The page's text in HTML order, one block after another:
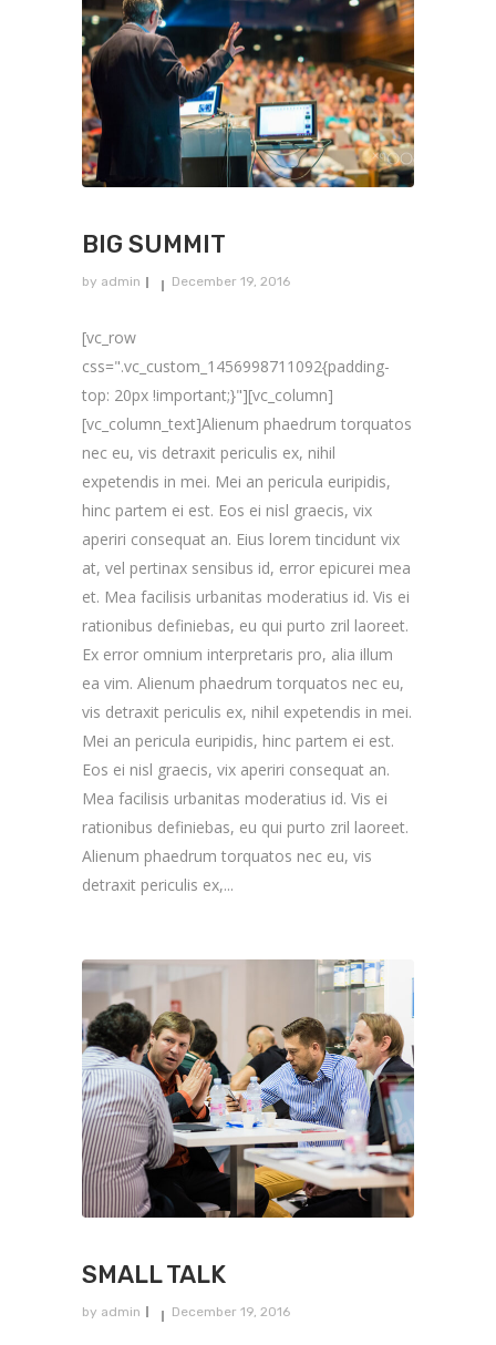
BIG SUMMIT
by admin December 19, 2016
[vc_row
css=".vc_custom_1456998711092{padding-
top: 20px !important;}"][vc_column]
[vc_column_text]Alienum phaedrum torquatos
nec eu, vis detraxit periculis ex, nihil
expetendis in mei. Mei an pericula euripidis,
hinc partem ei est. Eos ei nisl graecis, vix
aperiri consequat an. Eius lorem tincidunt vix
at, vel pertinax sensibus id, error epicurei mea
et. Mea facilisis urbanitas moderatius id. Vis ei
rationibus definiebas, eu qui purto zril laoreet.
Ex error omnium interpretaris pro, alia illum
ea vim. Alienum phaedrum torquatos nec eu,
vis detraxit periculis ex, nihil expetendis in mei.
Mei an pericula euripidis, hinc partem ei est.
Eos ei nisl graecis, vix aperiri consequat an.
Mea facilisis urbanitas moderatius id. Vis ei
rationibus definiebas, eu qui purto zril laoreet.
Alienum phaedrum torquatos nec eu, vis
detraxit periculis ex,...
SMALL TALK
by admin December 19, 2016